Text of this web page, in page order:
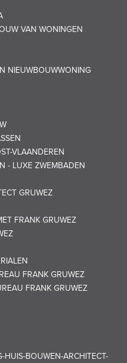
VAN WONINGEN
NIEUWBOUWWONING
VLAANDEREN
- LUXE ZWEMBADEN
GRUWEZ
FRANK GRUWEZ
FRANK GRUWEZ
FRANK GRUWEZ
HUIS-BOUWEN-ARCHITECT-